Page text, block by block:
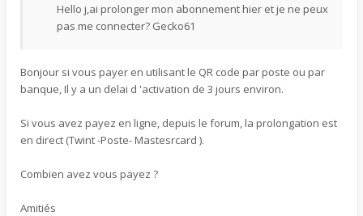
Hello j,ai prolonger mon abonnement hier et je ne peux
pas me connecter? Gecko61
Bonjour si vous payer en utilisant le QR code par poste ou par
banque, Il y a un delai d 'activation de 3 jours environ.
Si vous avez payez en ligne, depuis le forum, la prolongation est
en direct (Twint -Poste- Mastesrcard ).
Combien avez vous payez ?
Amitiés